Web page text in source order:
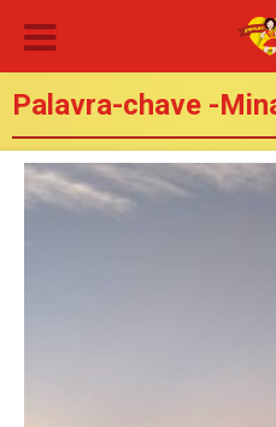
Palavra-chave -